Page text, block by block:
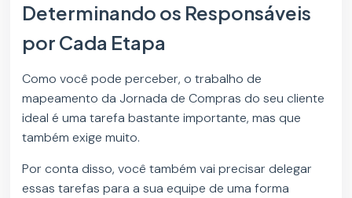
Determinando os Responsáveis
por Cada Etapa
Como você pode perceber, o trabalho de
mapeamento da Jornada de Compras do seu cliente
ideal é uma tarefa bastante importante, mas que
também exige muito.
Por conta disso, você também vai precisar delegar
essas tarefas para a sua equipe de uma forma